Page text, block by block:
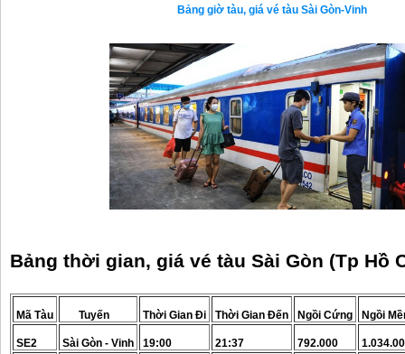
Bảng giờ tàu, giá vé tàu Sài Gòn-Vinh
Bảng thời gian, giá vé tàu Sài Gòn (Tp Hồ
Mã Tàu Tuyến Thời Gian Đi Thời Gian Đến Ngồi Cứng Ngồi
SE2 Sài Gòn - Vinh 19:00 21:37 792.000